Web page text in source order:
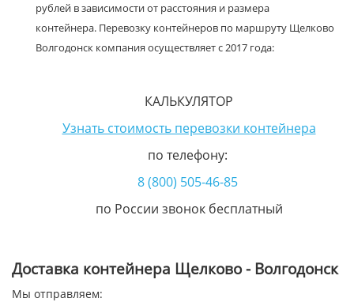
рублей в зависимости от расстояния и размера
контейнера. Перевозку контейнеров по маршруту Щелково
Волгодонск компания осуществляет с 2017 года:
КАЛЬКУЛЯТОР
Узнать стоимость перевозки контейнера
по телефону:
8 (800) 505-46-85
по России звонок бесплатный
Доставка контейнера Щелково - Волгодонск
Мы отправляем: